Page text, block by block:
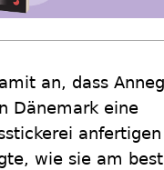
an, dass
Dänemark eine
wie sie am